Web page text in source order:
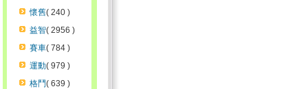
懷舊( 240 )
益智( 2956 )
賽車( 784 )
運動( 979 )
格鬥( 639 )